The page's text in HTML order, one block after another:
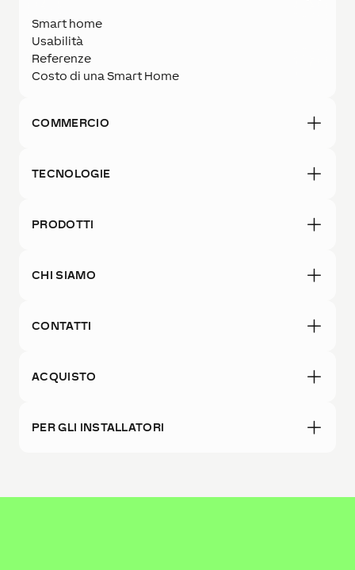
Smart home
Usabilità
Referenze
Costo di una Smart Home
COMMERCIO
TECNOLOGIE
PRODOTTI
CHI SIAMO
CONTATTI
ACQUISTO
PER GLI INSTALLATORI